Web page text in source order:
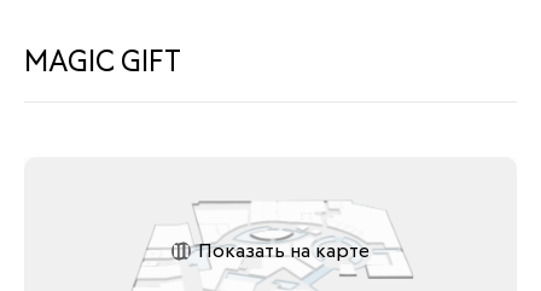
MAGIC GIFT
Показать на карте